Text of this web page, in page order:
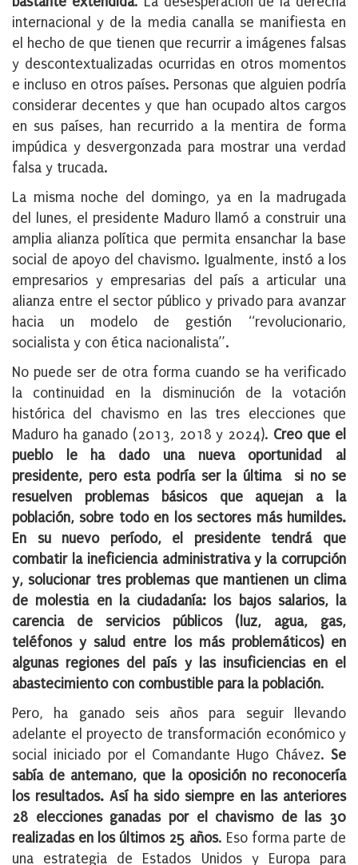
internacional y de la media canalla se manifiesta en
el hecho de que tienen que recurrir a imágenes falsas
y descontextualizadas ocurridas en otros momentos
e incluso en otros países. Personas que alguien podría
considerar decentes y que han ocupado altos cargos
en sus países, han recurrido a la mentira de forma
impúdica y desvergonzada para mostrar una verdad
falsa y trucada.
La misma noche del domingo, ya en la madrugada
del lunes, el presidente Maduro llamó a construir una
amplia alianza política que permita ensanchar la base
social de apoyo del chavismo. Igualmente, instó a los
empresarios y empresarias del país a articular una
alianza entre el sector público y privado para avanzar
hacia un modelo de gestión “revolucionario,
socialista y con ética nacionalista”.
No puede ser de otra forma cuando se ha verificado
la continuidad en la disminución de la votación
histórica del chavismo en las tres elecciones que
Maduro ha ganado (2013, 2018 y 2024). Creo que el
pueblo le ha dado una nueva oportunidad al
presidente, pero esta podría ser la última si no se
resuelven problemas básicos que aquejan a la
población, sobre todo en los sectores más humildes.
En su nuevo período, el presidente tendrá que
combatir la ineficiencia administrativa y la corrupción
y, solucionar tres problemas que mantienen un clima
de molestia en la ciudadanía: los bajos salarios, la
carencia de servicios públicos (luz, agua, gas,
teléfonos y salud entre los más problemáticos) en
algunas regiones del país y las insuficiencias en el
abastecimiento con combustible para la población.
Pero, ha ganado seis años para seguir llevando
adelante el proyecto de transformación económico y
social iniciado por el Comandante Hugo Chávez. Se
sabía de antemano, que la oposición no reconocería
los resultados. Así ha sido siempre en las anteriores
28 elecciones ganadas por el chavismo de las 30
realizadas en los últimos 25 años. Eso forma parte de
una estrategia de Estados Unidos y Europa para